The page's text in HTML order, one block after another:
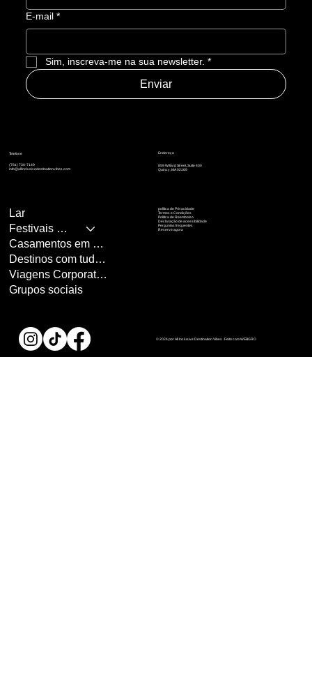
E-mail *
Sim, inscreva-me na sua newsletter. *
Enviar
Endereço
859 Willard Street, Suíte 400
Quincy, MA 02169
Telefone
(781) 730-7149
info@allinclusivedestinationvibes.com
política de Privacidade
Termos e Condições
Política de Reembolso
Declaração de acessibilidade
Perguntas frequentes
Reserve agora
Lar
Festivais de Música
Casamentos em Destinos
Destinos com tudo incluído
Viagens Corporativas
Grupos sociais
© 2024 porAll Inclusive Destination Vibes . Feito comWEBGRO